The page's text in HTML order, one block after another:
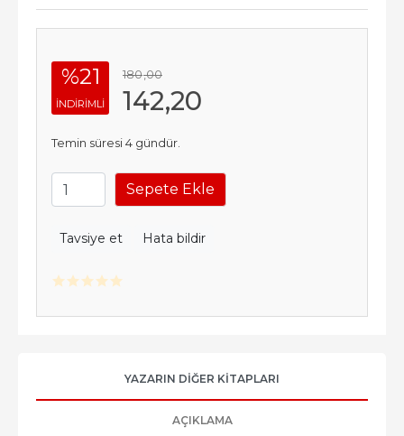
%21
INDIRIMLI
180,00
142,20
Temin süresi 4 gündür.
Sepete Ekle
Tavsiye et Hata bildir
YAZARIN DIĞER KITAPLARI
AÇIKLAMA